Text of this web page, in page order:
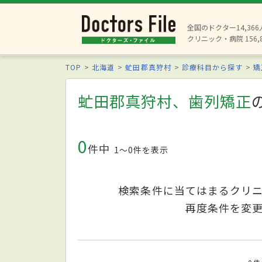
全国のドクター14,366
クリニック・病院
TOP 北海道 虻田郡真狩村 診療科目から探す
虻田郡真狩村、歯列矯正
0件中 1〜0件を表示
検索条件に当てはまるクリ
再度条件を変